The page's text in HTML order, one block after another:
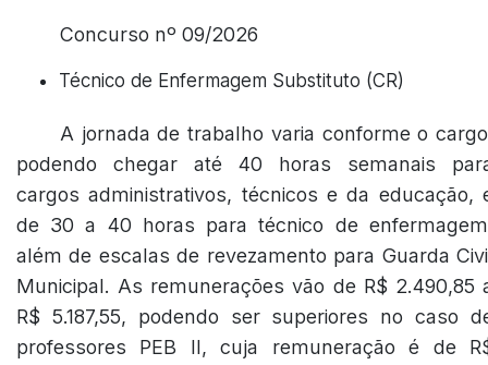
Concurso nº 09/2026
Técnico de Enfermagem Substituto (CR)
A jornada de trabalho varia conforme o
podendo chegar até 40 horas semanais
cargos administrativos, técnicos e da educação,
de 30 a 40 horas para técnico de
além de escalas de revezamento para Guarda
Municipal. As remunerações vão de R$ 2.490,85
R$ 5.187,55, podendo ser superiores no caso
professores PEB II, cuja remuneração é de